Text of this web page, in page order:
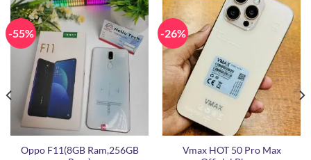
-55%
Oppo F11(8GB Ram,256GB
-26%
Vmax HOT 50 Pro Max